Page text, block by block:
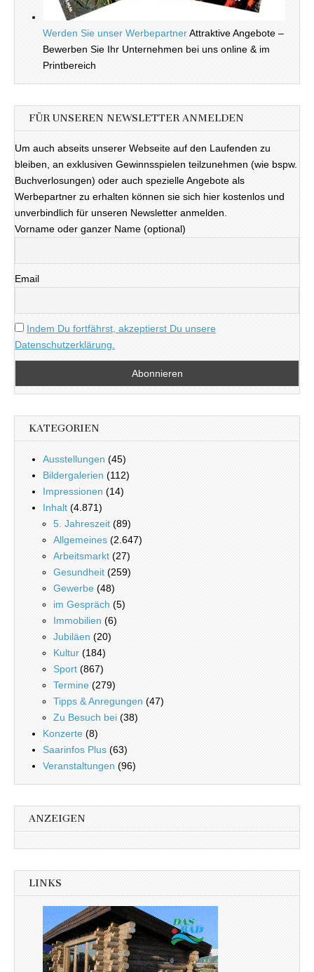
Werden Sie unser WerbepartnerAttraktive Angebote –
Bewerben Sie Ihr Unternehmen bei uns online & im
Printbereich
FÜR UNSEREN NEWSLETTER ANMELDEN
Um auch abseits unserer Webseite auf den Laufenden zu
bleiben, an exklusiven Gewinnsspielen teilzunehmen (wie bspw.
Buchverlosungen) oder auch spezielle Angebote als
Werbepartner zu erhalten können sie sich hier kostenlos und
unverbindlich für unseren Newsletter anmelden.
Vorname oder ganzer Name (optional)
Email
Indem Du fortfährst, akzeptierst Du unsere
Datenschutzerklärung.
KATEGORIEN
Ausstellungen (45)
Bildergalerien (112)
Impressionen (14)
Inhalt (4.871)
5. Jahreszeit (89)
Allgemeines (2.647)
Arbeitsmarkt (27)
Gesundheit (259)
Gewerbe (48)
im Gespräch (5)
Immobilien (6)
Jubiläen (20)
Kultur (184)
Sport (867)
Termine (279)
Tipps & Anregungen (47)
Zu Besuch bei (38)
Konzerte (8)
Saarinfos Plus (63)
Veranstaltungen (96)
ANZEIGEN
LINKS